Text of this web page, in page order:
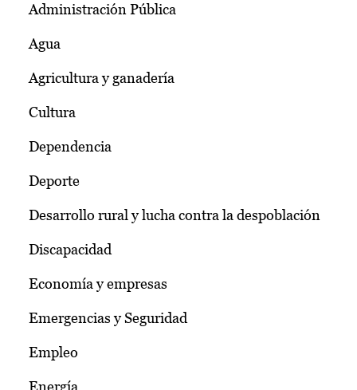
Administración Pública
Agua
Agricultura y ganadería
Cultura
Dependencia
Deporte
Desarrollo rural y lucha contra la despoblación
Discapacidad
Economía y empresas
Emergencias y Seguridad
Empleo
Energía